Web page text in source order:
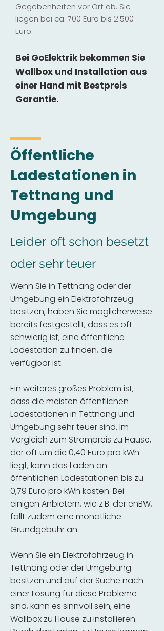
Gegebenheiten vor Ort ab. Sie
liegen bei ca. 700 Euro bis 2.500
Euro.
Bei GoElektrik bekommen Sie
Wallbox und Installation aus
einer Hand mit Bestpreis
Garantie.
Öffentliche
Ladestationen in
Tettnang und
Umgebung
Leider oft schon besetzt
oder sehr teuer
Wenn Sie in Tettnang oder der
Umgebung ein Elektrofahrzeug
besitzen, haben Sie möglicherweise
bereits festgestellt, dass es oft
schwierig ist, eine öffentliche
Ladestation zu finden, die
verfügbar ist.
Ein weiteres großes Problem ist,
dass die meisten öffentlichen
Ladestationen in Tettnang und
Umgebung sehr teuer sind. Im
Vergleich zum Strompreis zu Hause,
der oft um die 0,40 Euro pro kWh
liegt, kann das Laden an
öffentlichen Ladestationen bis zu
0,79 Euro pro kWh kosten. Bei
einigen Anbietern, wie z.B. der enBW,
fällt zudem eine monatliche
Grundgebühr an.
Wenn Sie ein Elektrofahrzeug in
Tettnang oder der Umgebung
besitzen und auf der Suche nach
einer Lösung für diese Probleme
sind, kann es sinnvoll sein, eine
Wallbox zu Hause zu installieren.